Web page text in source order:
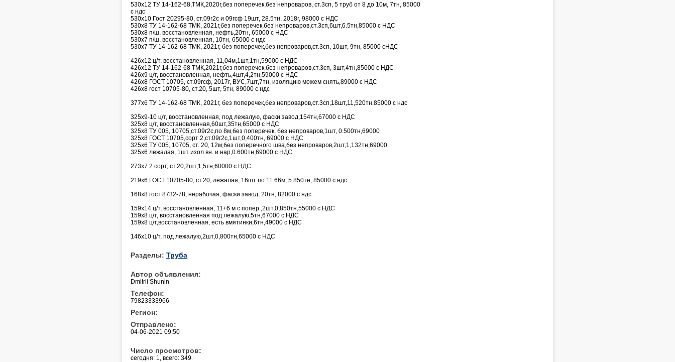
530х12 ТУ 14-162-68,ТМК,2020г,без поперечек,без непроваров, ст.3сп, 5 труб от 8 до 10м, 7тн, 85000
с ндс
530х10 Гост 20295-80, ст.09г2с и 09гсф 19шт, 28.5тн, 2018г, 98000 с НДС
530х8 ТУ 14-162-68 ТМК, 2021г,без поперечек,без непроваров,ст.3сп,6шт,6.5тн,85000 с НДС
530х8 п/ш, восстановленная, нефть,20тн, 65000 с НДС
530х7 п/ш, восстановленная, 10тн, 65000 с ндс
530х7 ТУ 14-162-68 ТМК, 2021г, без поперечек,без непроваров,ст.3сп, 10шт, 9тн, 85000 сНДС
426х12 ц/т, восстановленная, 11,04м,1шт,1тн,59000 с НДС
426х12 ТУ 14-162-68 ТМК,2021г,без поперечек,без непроваров,ст.3сп, 3шт,4тн,85000 с НДС
426х9 ц/т, восстановленная, нефть,4шт,4,2тн,59000 с НДС
426х8 ГОСТ 10705, ст.09гсф, 2017г, ВУС,7шт,7тн, изоляцию можем снять,89000 с НДС
426х8 гост 10705-80, ст.20, 5шт, 5тн, 89000 с ндс
377х6 ТУ 14-162-68 ТМК, 2021г, без поперечек,без непроваров,ст.3сп,18шт,11,520тн,85000 с ндс
325х9-10 ц/т, восстановленная, под лежалую, фаски завод,154тн,67000 с НДС
325х8 ц/т, восстановленная,60шт,35тн,65000 с НДС
325х8 ТУ 005, 10705,ст.09г2с,по 8м,без поперечек, без непроваров,1шт, 0.500тн,69000
325х8 ГОСТ 10705,сорт 2,ст.09г2с,1шт,0,400тн, 69000 с НДС
325х6 ТУ 005, 10705, ст. 20, 12м,без поперечного шва,без непроваров,2шт,1,132тн,69000
325х6 лежалая, 1шт изол вн. и нар,0.600тн,69000 с НДС
273х7 2 сорт, ст.20,2шт,1,5тн,60000 с НДС
219х6 ГОСТ 10705-80, ст.20, лежалая, 16шт по 11.66м, 5.850тн, 85000 с ндс
168х8 гост 8732-78, нерабочая, фаски завод, 20тн, 82000 с ндс.
159х14 ц/т, восстановленная, 11+6 м с попер.,2шт,0,850тн,55000 с НДС
159х8 ц/т, восстановленная под лежалую,5тн,67000 с НДС
159х8 ц/т,восстановленная, есть вмятинки,6тн,49000 с НДС
146х10 ц/т, под лежалую,2шт,0,800тн,65000 с НДС
Разделы: Труба
Автор объявления:
Dmitrii Shunin
Телефон:
79823333966
Регион:
Отправлено:
04-06-2021 09:50
Число просмотров:
сегодня: 1, всего: 349